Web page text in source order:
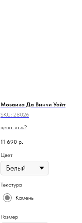
Мозаика Да Винчи Уайт
SKU: 28026
цена за м2
11 690 р.
Цвет
Текстура
Камень
Размер